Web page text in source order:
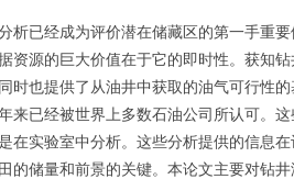
析已经成为评价潜在储藏区的第一手重要
资源的巨大价值在于它的即时性。获知钻
时也提供了从油井中获取的油气可行性的
来已经被世界上多数石油公司所认可。这
在实验室中分析。这些分析提供的信息在
的储量和前景的关键。本论文主要对钻井